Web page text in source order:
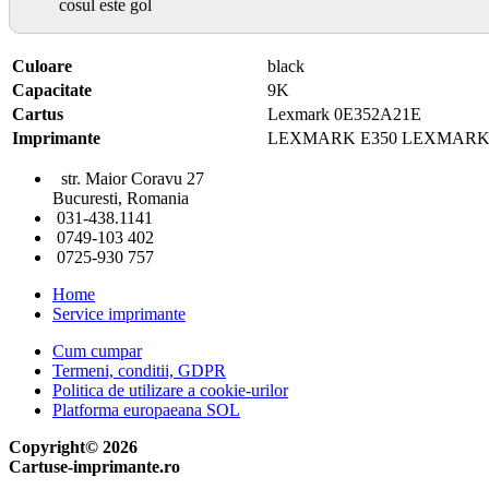
cosul este gol
Culoare
black
Capacitate
9K
Cartus
Lexmark 0E352A21E
Imprimante
LEXMARK E350
str. Maior Coravu 27
Bucuresti, Romania
031-438.1141
0749-103 402
0725-930 757
Home
Service imprimante
Cum cumpar
Termeni, conditii, GDPR
Politica de utilizare a cookie-urilor
Platforma europaeana SOL
Copyright© 2026
Cartuse-imprimante.ro